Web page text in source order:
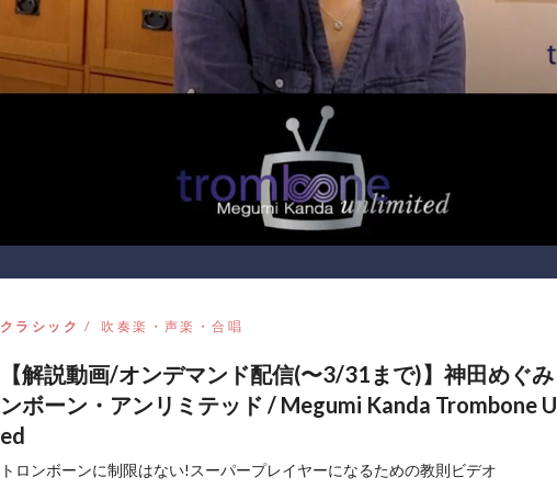
クラシック 吹奏楽・声楽・合唱
【解説動画/オンデマンド配信(〜3/31まで)】神田めぐみ
ンボーン・アンリミテッド / Megumi Kanda Trombone
ed
トロンボーンに制限はない!スーパープレイヤーになるための教則ビデオ